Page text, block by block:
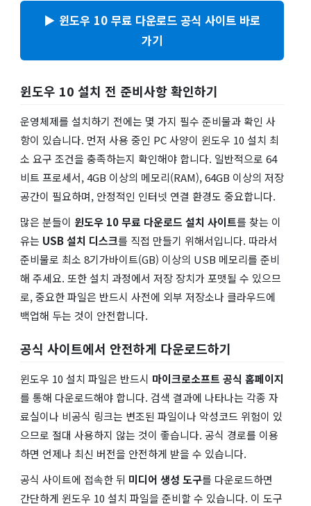
▶ 윈도우 10 무료 다운로드 공식 사이트 바로
가기
윈도우 10 설치 전 준비사항 확인하기
운영체제를 설치하기 전에는 몇 가지 필수 준비물과 확인 사
항이 있습니다. 먼저 사용 중인 PC 사양이 윈도우 10 설치 최
소 요구 조건을 충족하는지 확인해야 합니다. 일반적으로 64
비트 프로세서, 4GB 이상의 메모리(RAM), 64GB 이상의 저장
공간이 필요하며, 안정적인 인터넷 연결 환경도 중요합니다.
많은 분들이 윈도우 10 무료 다운로드 설치 사이트를 찾는 이
유는 USB 설치 디스크를 직접 만들기 위해서입니다. 따라서
준비물로 최소 8기가바이트(GB) 이상의 USB 메모리를 준비
해 주세요. 또한 설치 과정에서 저장 장치가 포맷될 수 있으므
로, 중요한 파일은 반드시 사전에 외부 저장소나 클라우드에
백업해 두는 것이 안전합니다.
공식 사이트에서 안전하게 다운로드하기
윈도우 10 설치 파일은 반드시 마이크로소프트 공식 홈페이지
를 통해 다운로드해야 합니다. 검색 결과에 나타나는 각종 자
료실이나 비공식 링크는 변조된 파일이나 악성코드 위험이 있
으므로 절대 사용하지 않는 것이 좋습니다. 공식 경로를 이용
하면 언제나 최신 버전을 안전하게 받을 수 있습니다.
공식 사이트에 접속한 뒤 미디어 생성 도구를 다운로드하면
간단하게 윈도우 10 설치 파일을 준비할 수 있습니다. 이 도구